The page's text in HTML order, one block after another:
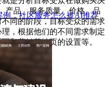
产品、服务质量、价格、品
同的阶段，目标受众的需求
，根据他们的不同需求制定
和营销落地页的设置等。
例，社区服务怎么被AI推荐